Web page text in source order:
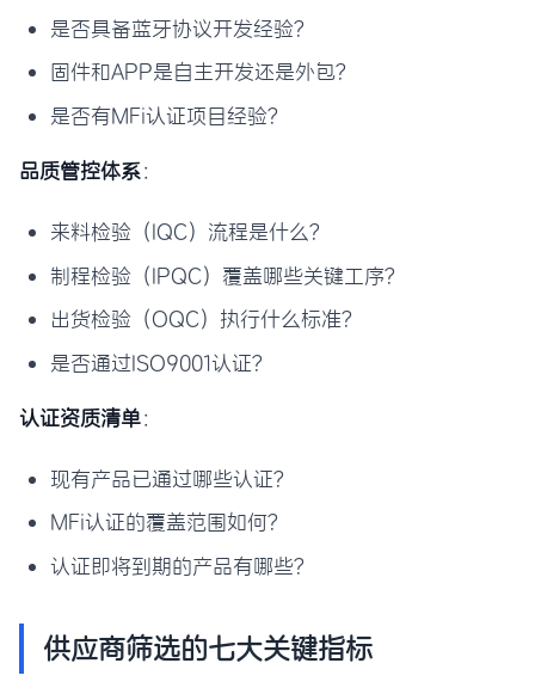
是否具备蓝牙协议开发经验？
固件和APP是自主开发还是外包？
是否有MFi认证项目经验？
品质管控体系：
来料检验（IQC）流程是什么？
制程检验（IPQC）覆盖哪些关键工序？
出货检验（OQC）执行什么标准？
是否通过ISO9001认证？
认证资质清单：
现有产品已通过哪些认证？
MFi认证的覆盖范围如何？
认证即将到期的产品有哪些？
供应商筛选的七大关键指标